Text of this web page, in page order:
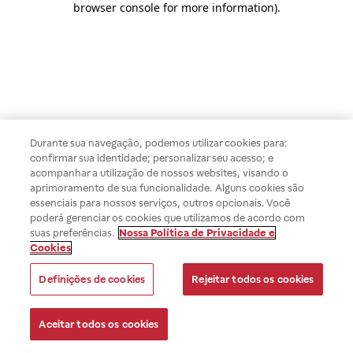
browser console for more information).
Durante sua navegação, podemos utilizar cookies para:
confirmar sua identidade; personalizar seu acesso; e
acompanhar a utilização de nossos websites, visando o
aprimoramento de sua funcionalidade. Alguns cookies são
essenciais para nossos serviços, outros opcionais. Você
poderá gerenciar os cookies que utilizamos de acordo com
suas preferências. Nossa Política de Privacidade e
Cookies
Definições de cookies Rejeitar todos os cookies
Aceitar todos os cookies